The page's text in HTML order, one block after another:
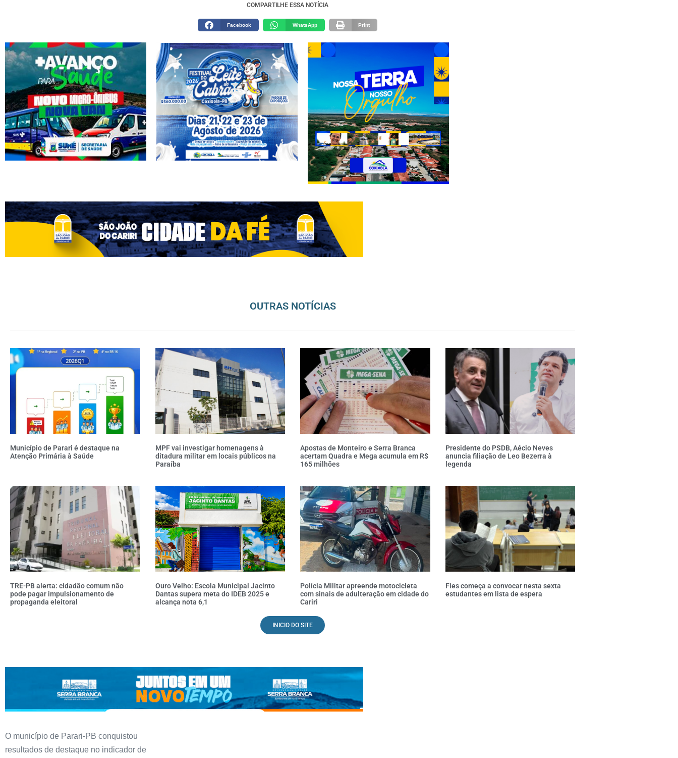
COMPARTILHE ESSA NOTÍCIA
Facebook WhatsApp Print
OUTRAS NOTÍCIAS
Município de Parari é destaque na
Atenção Primária à Saúde
MPF vai investigar homenagens à
ditadura militar em locais públicos na
Paraíba
Apostas de Monteiro e Serra Branca
acertam Quadra e Mega acumula em R$
165 milhões
Presidente do PSDB, Aécio Neves
anuncia filiação de Leo Bezerra à
legenda
TRE-PB alerta: cidadão comum não
pode pagar impulsionamento de
propaganda eleitoral
Ouro Velho: Escola Municipal Jacinto
Dantas supera meta do IDEB 2025 e
alcança nota 6,1
Polícia Militar apreende motocicleta
com sinais de adulteração em cidade do
Cariri
Fies começa a convocar nesta sexta
estudantes em lista de espera
INICIO DO SITE
O município de Parari-PB conquistou
resultados de destaque no indicador de